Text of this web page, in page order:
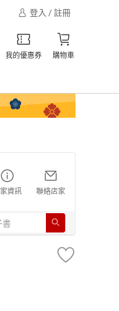
登入 / 註冊
我的優惠券 購物車
資訊 聯絡店家